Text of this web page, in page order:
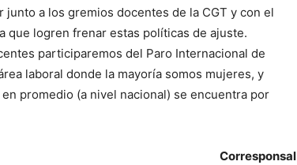
a los gremios docentes de la CGT y con el
que logren frenar estas políticas de ajuste.
participaremos del Paro Internacional de
laboral donde la mayoría somos mujeres, y
promedio (a nivel nacional) se encuentra por
Corresponsal